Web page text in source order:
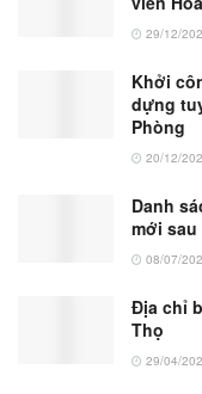
29/12/
Khởi
dựng
Phòng
20/12/
Danh
mới sau
08/07/
Địa chỉ
Thọ
29/04/